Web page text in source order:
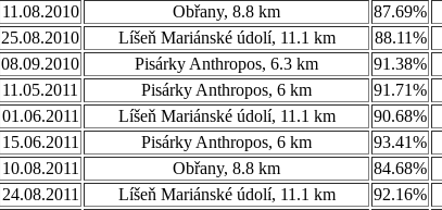
11.08.2010
Obřany, 8.8 km 87.69%
25.08.2010
Líšeň Mariánské údolí, 11.1 km 88.11%
08.09.2010
Pisárky Anthropos, 6.3 km 91.38%
11.05.2011
Pisárky Anthropos, 6 km 91.71%
01.06.2011
Líšeň Mariánské údolí, 11.1 km 90.68%
15.06.2011
Pisárky Anthropos, 6 km 93.41%
10.08.2011
Obřany, 8.8 km 84.68%
24.08.2011
Líšeň Mariánské údolí, 11.1 km 92.16%